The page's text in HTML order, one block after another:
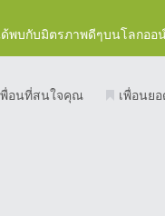
พบกับมิตรภาพดีๆบนโลกออ
พื่อนที่สนใจคุณ เพื่อนย